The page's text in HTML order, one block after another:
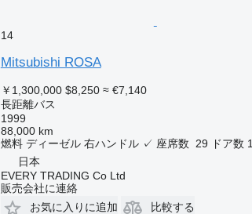
14
Mitsubishi ROSA
￥1,300,000 $8,250 ≈ €7,140
長距離バス
1999
88,000 km
燃料 ディーゼル 右ハンドル ✓ 座席数 29 ドア数 1
日本
EVERY TRADING Co Ltd
販売会社に連絡
お気に入りに追加
比較する